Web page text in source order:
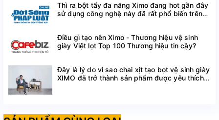
Đ/c: Đội 1, thôn Lạc Thị, xã Ngọc Hồi, huyện
Thanh Trì, tp. Hà Nội
Lô sản xuất: 20230705001VN
Thì ra bột tẩy đa năng Ximo đang hot gần đây
sử dụng công nghệ này đã rất phổ biến trên
Điều gì tạo nên Ximo - Thương hiệu vệ sinh
giày Việt lọt Top 100 Thương hiệu tin cậy?
Đây là lý do vì sao chai xịt tạo bọt vệ sinh giày
XIMO đã trở thành sản phẩm được yêu thích